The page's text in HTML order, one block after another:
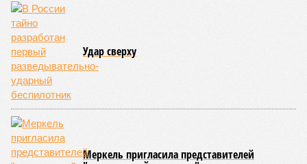
Удар сверху
Меркель пригласила представителей